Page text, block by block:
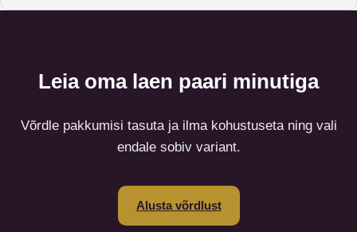
Leia oma laen paari minutiga
Võrdle pakkumisi tasuta ja ilma kohustuseta ning vali
endale sobiv variant.
Alusta võrdlust